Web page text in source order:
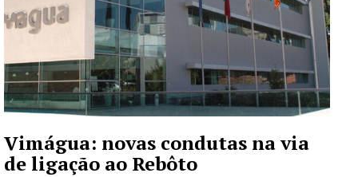
Vimágua: novas condutas na via
de ligação ao Rebôto